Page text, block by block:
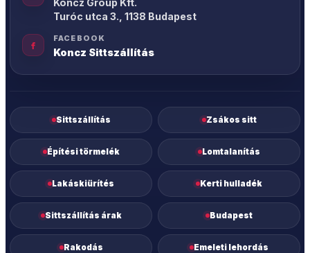
Koncz Group Kft.
Turóc utca 3., 1138 Budapest
FACEBOOK
Koncz Sittszállítás
Sittszállítás Zsákos sitt
Építési törmelék Lomtalanítás
Lakáskiürítés Kerti hulladék
Sittszállítás árak Budapest
Rakodás Emeleti lehordás